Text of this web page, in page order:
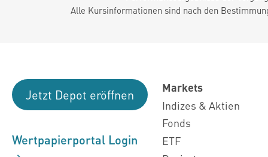
Alle Kursinformationen sind nach den
Jetzt Depot eröffnen
Wertpapierportal Login
Markets
Indizes & Aktien
Fonds
ETF